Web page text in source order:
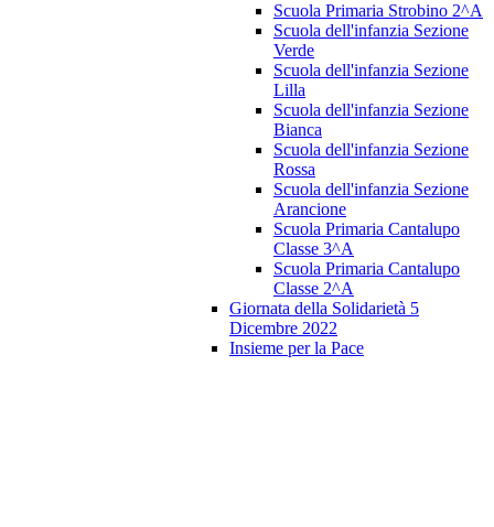
Scuola Primaria Strobino 2^A
Scuola dell'infanzia Sezione
Verde
Scuola dell'infanzia Sezione
Lilla
Scuola dell'infanzia Sezione
Bianca
Scuola dell'infanzia Sezione
Rossa
Scuola dell'infanzia Sezione
Arancione
Scuola Primaria Cantalupo
Classe 3^A
Scuola Primaria Cantalupo
Classe 2^A
Giornata della Solidarietà 5
Dicembre 2022
Insieme per la Pace